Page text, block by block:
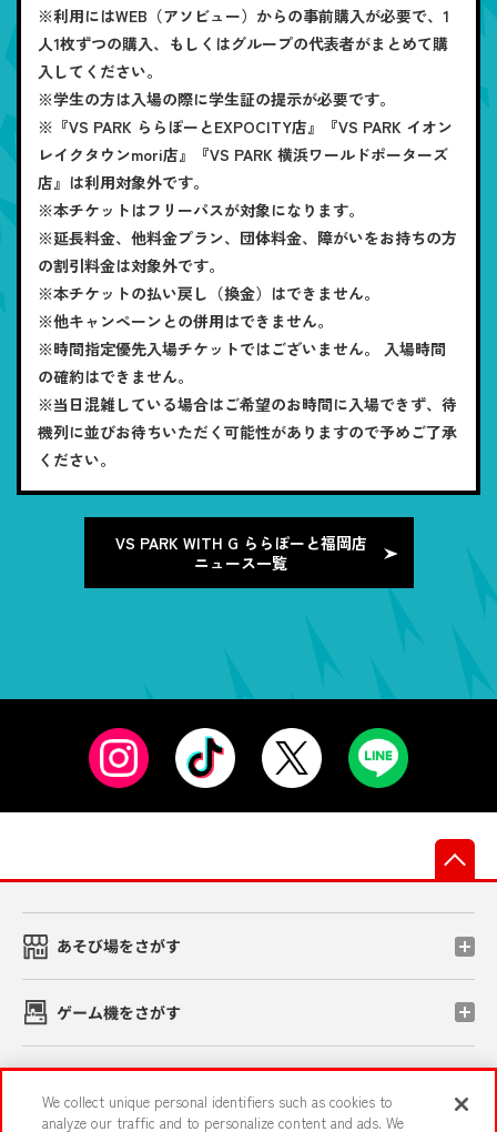
※利用にはWEB（アソビュー）からの事前購入が必要で、1
人1枚ずつの購入、もしくはグループの代表者がまとめて購
入してください。
※学生の方は入場の際に学生証の提示が必要です。
※『VS PARK ららぽーとEXPOCITY店』『VS PARK イオン
レイクタウンmori店』『VS PARK 横浜ワールドポーターズ
店』は利用対象外です。
※本チケットはフリーパスが対象になります。
※延長料金、他料金プラン、団体料金、障がいをお持ちの方
の割引料金は対象外です。
※本チケットの払い戻し（換金）はできません。
※他キャンペーンとの併用はできません。
※時間指定優先入場チケットではございません。 入場時間
の確約はできません。
※当日混雑している場合はご希望のお時間に入場できず、待
機列に並びお待ちいただく可能性がありますので予めご了承
ください。
VS PARK WITH G ららぽーと福岡店
ニュース一覧
あそび場をさがす
ゲーム機をさがす
We collect unique personal identifiers such as cookies to
analyze our traffic and to personalize content and ads. We